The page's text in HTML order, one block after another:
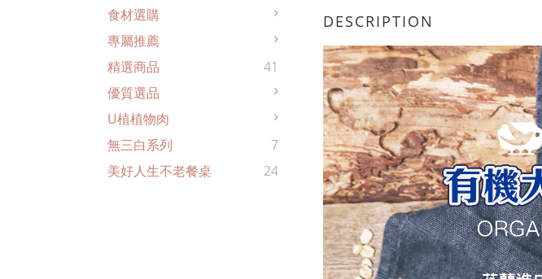
食材選購
專屬推薦
精選商品
41
優質選品
U植植物肉
無三白系列
7
美好人生不老餐桌
24
DESCRIPTION